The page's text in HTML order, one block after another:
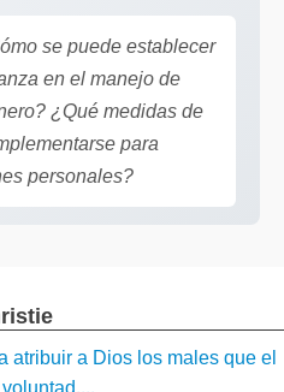
se puede establecer
en el manejo de
¿Qué medidas de
para
personales?
atribuir a Dios los males que el